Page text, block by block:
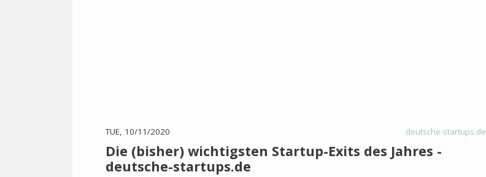
TUE, 10/11/2020 deutsche-startups.de
Die (bisher) wichtigsten Startup-Exits des Jahres -
deutsche-startups.de